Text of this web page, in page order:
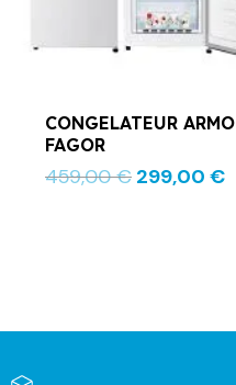
CONGELATEUR
FAGOR
459,00€ 299,00 €